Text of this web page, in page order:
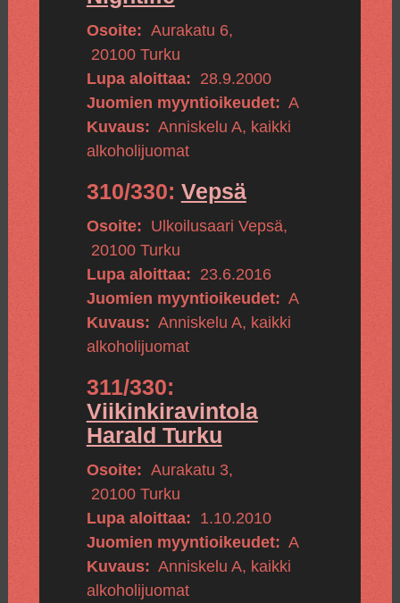
Osoite: Aurakatu 6,
20100 Turku
Lupa aloittaa: 28.9.2000
Juomien myyntioikeudet: A
Kuvaus: Anniskelu A, kaikki
alkoholijuomat
310/330: Vepsä
Osoite: Ulkoilusaari Vepsä,
20100 Turku
Lupa aloittaa: 23.6.2016
Juomien myyntioikeudet: A
Kuvaus: Anniskelu A, kaikki
alkoholijuomat
311/330:
Viikinkiravintola
Harald Turku
Osoite: Aurakatu 3,
20100 Turku
Lupa aloittaa: 1.10.2010
Juomien myyntioikeudet: A
Kuvaus: Anniskelu A, kaikki
alkoholijuomat